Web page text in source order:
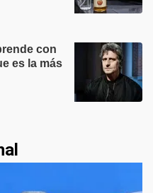
con
es la más